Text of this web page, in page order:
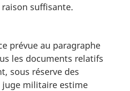
suffisante.
prévue au paragraphe
les documents relatifs
sous réserve des
militaire estime